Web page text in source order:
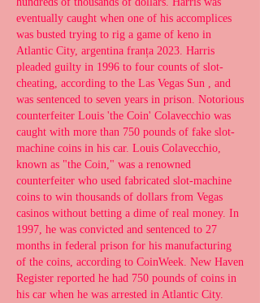
eventually caught when one of his accomplices
was busted trying to rig a game of keno in
Atlantic City, argentina franța 2023. Harris
pleaded guilty in 1996 to four counts of slot-
cheating, according to the Las Vegas Sun , and
was sentenced to seven years in prison. Notorious
counterfeiter Louis 'the Coin' Colavecchio was
caught with more than 750 pounds of fake slot-
machine coins in his car. Louis Colavecchio,
known as "the Coin," was a renowned
counterfeiter who used fabricated slot-machine
coins to win thousands of dollars from Vegas
casinos without betting a dime of real money. In
1997, he was convicted and sentenced to 27
months in federal prison for his manufacturing
of the coins, according to CoinWeek. New Haven
Register reported he had 750 pounds of coins in
his car when he was arrested in Atlantic City.